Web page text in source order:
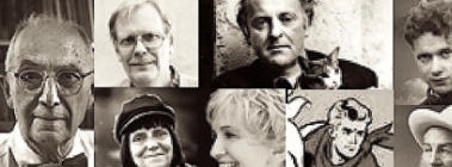
Skip
to
content